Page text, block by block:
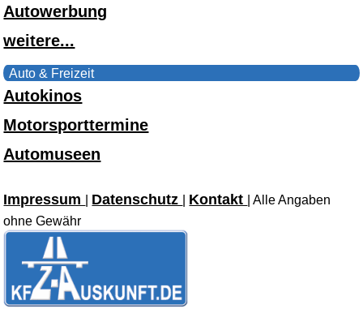
Autowerbung
weitere...
Auto & Freizeit
Autokinos
Motorsporttermine
Automuseen
Impressum Datenschutz Kontakt
| Alle Angaben
ohne Gewähr